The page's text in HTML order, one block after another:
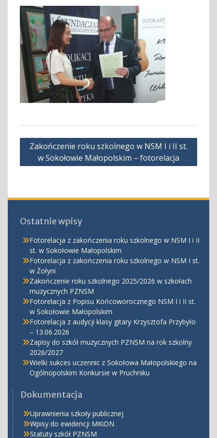
Nawigacja
wpisu
Zakończenie roku szkolnego w NSM I i II st.
w Sokołowie Małopolskim – fotorelacja
Ostatnie wpisy
Fotorelacja z zakończenia roku szkolnego w NSM I i II
st. w Sokołowie Małopolskim
Fotorelacja z zakończenia roku szkolnego w NSM I st.
w Żołyni
Zakończenie roku szkolnego 2025/2026 w szkołach
muzycznych PZNSM
Fotorelacja z Popisu Końcoworocznego NSM I i II st.
w Sokołowie Małopolskim
Fotorelacja z audycji klasy gitary Krzysztofa Przybyło
– 13.06.2026
Zapisy do szkół muzycznych PZNSM na rok szkolny
2026/2027
Wielki sukces uczennic z Sokołowa Małopolskiego na
Ogólnopolskim Konkursie w Pruchniku
Dokumentacja
Uprawnienia szkoły publicznej
Wpisy do ewidencji MKiDN
Statuty szkół PZNSM